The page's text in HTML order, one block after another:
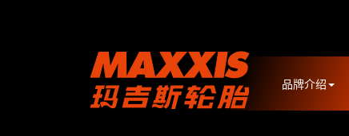
品牌介绍